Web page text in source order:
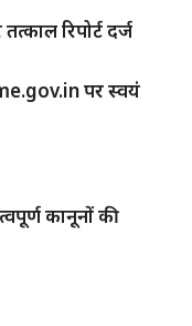
रिपोर्ट दर्ज
पर स्वयं
कानूनों की